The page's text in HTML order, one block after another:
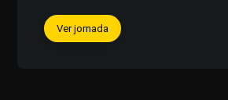
Ver jornada